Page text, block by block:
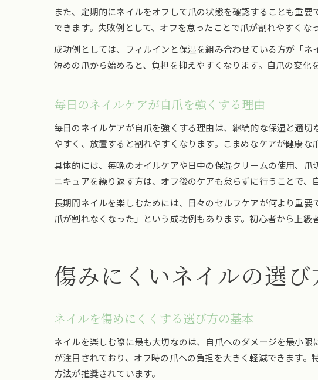
また、定期的にネイルをオフして爪の状態を確認することも重
できます。失敗例として、オフを怠ったことで爪が割れやすくな
成功例としては、フィルインと保湿を組み合わせている方が「
短めの爪から始めると、負担を抑えやすくなります。自爪の変化
毎日のネイルケアが自爪を強くする理由
毎日のネイルケアが自爪を強くする理由は、継続的な保湿と適
やすく、放置すると割れやすくなります。こまめなケアが健康な
具体的には、毎晩のオイルケアや日中の保湿クリームの使用、
ニキュアを繰り返す方は、オフ後のケアも怠らずに行うことで、
長期間ネイルを楽しむためには、日々のセルフケアが何より重
爪が割れなくなった」という成功例もあります。初心者から上級
傷みにくいネイルの選
ネイルを傷めにくくする選び方の基本
ネイルを楽しむ際に最も大切なのは、自爪へのダメージを最小
が注目されており、オフ時の爪への負担を大きく軽減できます
方法が推奨されています。